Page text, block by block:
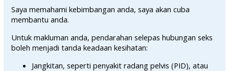
Saya memahami kebimbangan anda, saya akan cuba
membantu anda.
Untuk makluman anda, pendarahan selepas hubungan seks
boleh menjadi tanda keadaan kesihatan:
Jangkitan, seperti penyakit radang pelvis (PID), atau